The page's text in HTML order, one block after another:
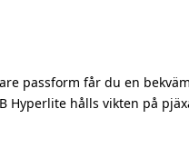
passform får du en
Hyperlite hålls vikten på